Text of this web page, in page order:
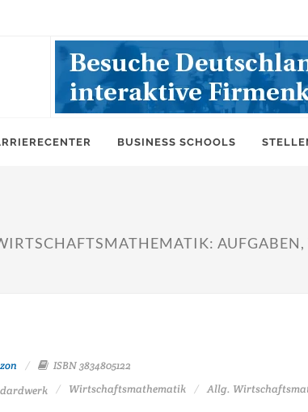
BUSINESS SCHOOLS
AUFGABEN,
ISBN 3834805122
Wirtschaftsmathematik Allg.